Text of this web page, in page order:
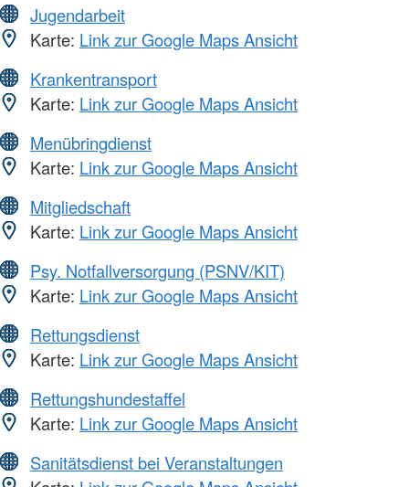
Jugendarbeit
Karte: Link zur Google Maps Ansicht
Krankentransport
Karte: Link zur Google Maps Ansicht
Menübringdienst
Karte: Link zur Google Maps Ansicht
Mitgliedschaft
Karte: Link zur Google Maps Ansicht
Psy. Notfallversorgung (PSNV/KIT)
Karte: Link zur Google Maps Ansicht
Rettungsdienst
Karte: Link zur Google Maps Ansicht
Rettungshundestaffel
Karte: Link zur Google Maps Ansicht
Sanitätsdienst bei Veranstaltungen